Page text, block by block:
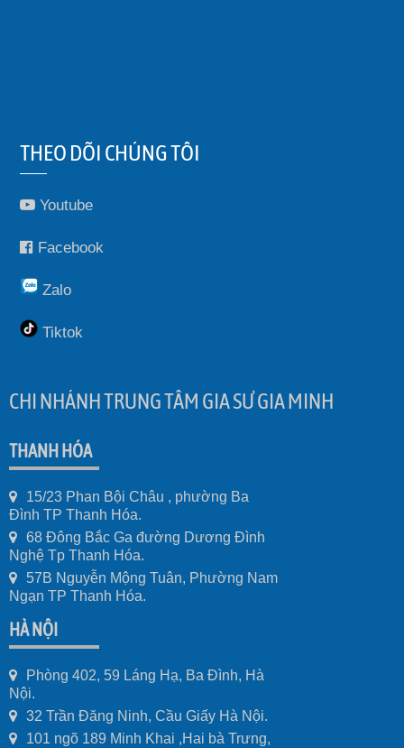
THEO DÕI CHÚNG TÔI
Youtube
Facebook
Zalo
Tiktok
CHI NHÁNH TRUNG TÂM GIA SƯ GIA MINH
THANH HÓA
15/23 Phan Bội Châu , phường Ba
Đình TP Thanh Hóa.
68 Đông Bắc Ga đường Dương Đình
Nghệ Tp Thanh Hóa.
57B Nguyễn Mộng Tuân, Phường Nam
Ngạn TP Thanh Hóa.
HÀ NỘI
Phòng 402, 59 Láng Hạ, Ba Đình, Hà
Nội.
32 Trần Đăng Ninh, Cầu Giấy Hà Nội.
101 ngõ 189 Minh Khai ,Hai bà Trưng,